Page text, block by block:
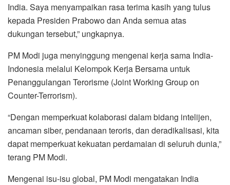
India. Saya menyampaikan rasa terima kasih yang tulus
kepada Presiden Prabowo dan Anda semua atas
dukungan tersebut,” ungkapnya.
PM Modi juga menyinggung mengenai kerja sama India-
Indonesia melalui Kelompok Kerja Bersama untuk
Penanggulangan Terorisme (Joint Working Group on
Counter-Terrorism).
“Dengan memperkuat kolaborasi dalam bidang intelijen,
ancaman siber, pendanaan teroris, dan deradikalisasi, kita
dapat memperkuat kekuatan perdamaian di seluruh dunia,”
terang PM Modi.
Mengenai isu-isu global, PM Modi mengatakan India